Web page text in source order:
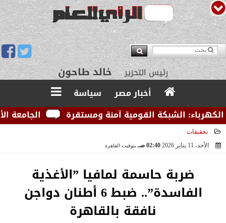
مدير التحرير يوسف قبودان
أخبار مصر
سياسة
الجامعة
الشبكة القومية آمنة ومستقرة
تحقيقات
الأحد، 11 يناير 2026
02:40 صـ بتوقيت القاهرة
ضربة حاسمة لمافيا ”الأغذية
الفاسدة”.. ضبط 6 أطنان دواجن
نافقة بالقاهرة